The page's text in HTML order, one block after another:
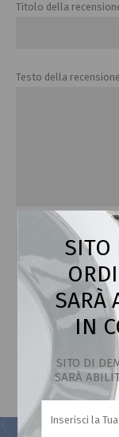
Titolo della
Testo della
Valutazione:SITO
SARÀ
IN
SITO DI
SARÀ